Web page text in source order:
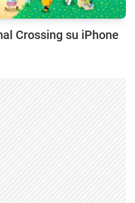
Crossing su iPhone